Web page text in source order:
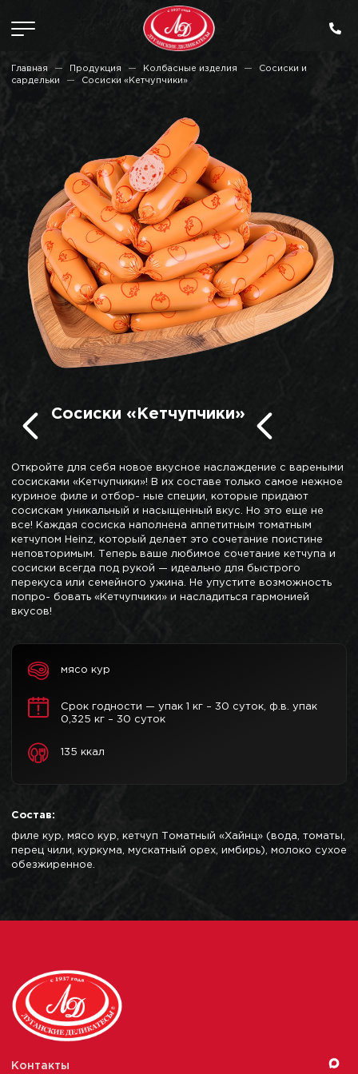
Главная Продукция Колбасные изделия
Сосиски и
сардельки
Сосиски «Кетчупчики»
Сосиски «Кетчупчики»
Откройте для себя новое вкусное наслаждение с вареными
сосисками «Кетчупчики»! В их составе только самое нежное
куриное филе и отбор- ные специи, которые придают
сосискам уникальный и насыщенный вкус. Но это еще не
все! Каждая сосиска наполнена аппетитным томатным
кетчупом Hеinz, который делает это сочетание поистине
неповторимым. Теперь ваше любимое сочетание кетчупа и
сосиски всегда под рукой — идеально для быстрого
перекуса или семейного ужина. Не упустите возможность
попро- бовать «Кетчупчики» и насладиться гармонией
вкусов!
мясо кур
Срок годности — упак 1 кг – 30 суток, ф.в. упак
0,325 кг – 30 суток
135 ккал
Состав:
филе кур, мясо кур, кетчуп Томатный «Хайнц» (вода, томаты,
перец чили, куркума, мускатный орех, имбирь), молоко сухое
обезжиренное.
Контакты